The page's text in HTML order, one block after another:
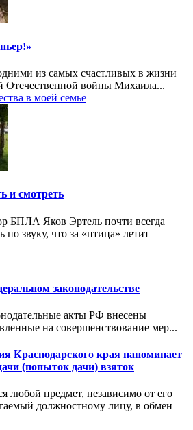
из самых счастливых в жизни
Отечественной войны Михаила...
в моей семье
и смотреть
БПЛА Яков Эртель почти всегда
по звуку, что за «птица» летит
законодательстве
акты РФ внесены
на совершенствование мер...
Краснодарского края напоминает
(попыток дачи) взяток
любой предмет, независимо от его
должностному лицу, в обмен